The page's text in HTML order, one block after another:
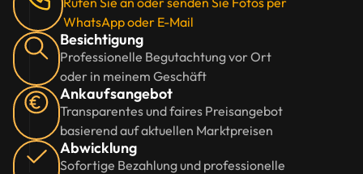
WhatsApp oder E-Mail
Besichtigung
Professionelle Begutachtung vor Ort
oder in meinem Geschäft
Ankaufsangebot
Transparentes und faires Preisangebot
basierend auf aktuellen Marktpreisen
Abwicklung
Sofortige Bezahlung und professionelle